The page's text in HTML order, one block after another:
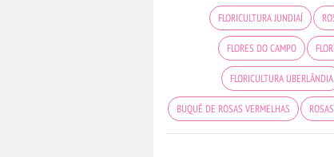
FLORICULTURA JUNDIAÍ
FLORES DO CAMPO
FLORICULTURA UBERLÂNDIA
BUQUÊ DE ROSAS VERMELHAS